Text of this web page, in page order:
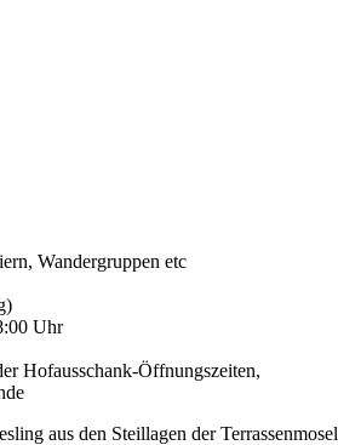
Wandergruppen etc
Uhr
Hofausschank-Öffnungszeiten,
aus den Steillagen der Terrassenmosel